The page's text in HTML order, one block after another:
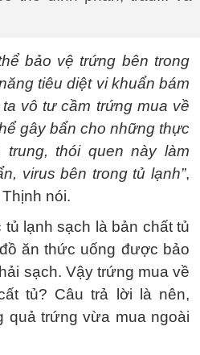
bảo vệ trứng bên trong
tiêu diệt vi khuẩn bám
vô tư cầm trứng mua về
gây bẩn cho những thực
thói quen này làm
virus bên trong tủ lạnh”,
nói.
lạnh sạch là bản chất tủ
ăn thức uống được bảo
sạch. Vậy trứng mua về
tủ? Câu trả lời là nên,
quả trứng vừa mua ngoài